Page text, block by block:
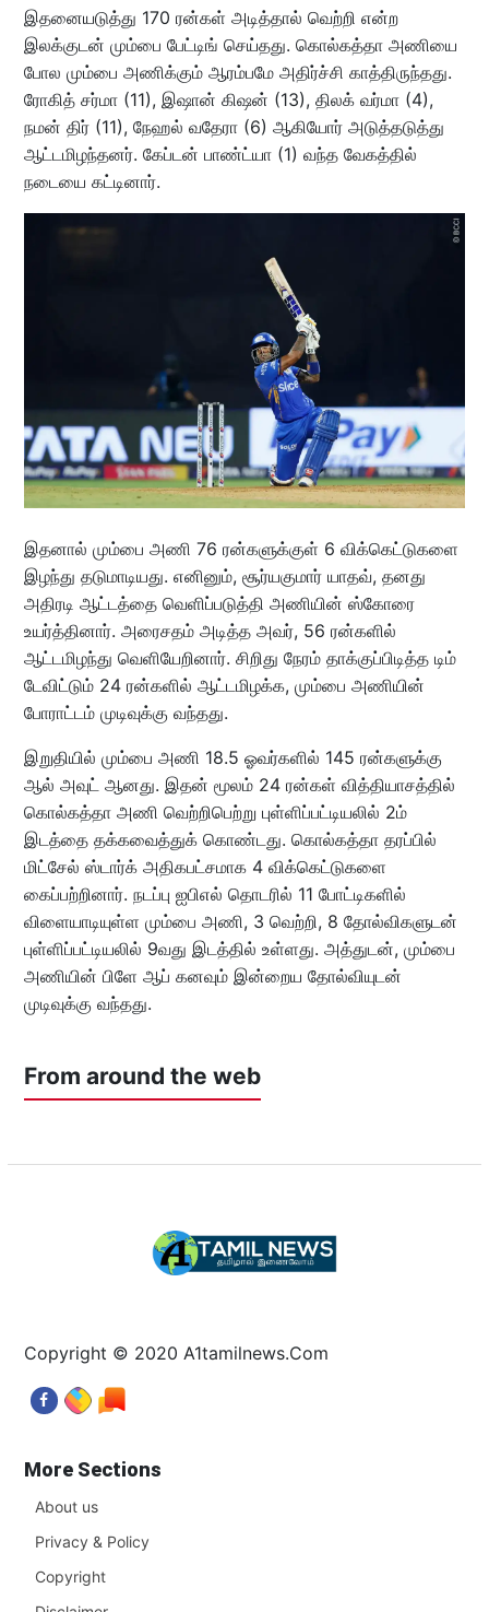
இதனையடுத்து 170 ரன்கள் அடித்தால் வெற்றி என்ற
இலக்குடன் மும்பை பேட்டிங் செய்தது. கொல்கத்தா அணியை
போல மும்பை அணிக்கும் ஆரம்பமே அதிர்ச்சி காத்திருந்தது.
ரோகித் சர்மா (11), இஷான் கிஷன் (13), திலக் வர்மா (4),
நமன் திர் (11), நேஹல் வதேரா (6) ஆகியோர் அடுத்தடுத்து
ஆட்டமிழந்தனர். கேப்டன் பாண்ட்யா (1) வந்த வேகத்தில்
நடையை கட்டினார்.
இதனால் மும்பை அணி 76 ரன்களுக்குள் 6 விக்கெட்டுகளை
இழந்து தடுமாடியது. எனினும், சூர்யகுமார் யாதவ், தனது
அதிரடி ஆட்டத்தை வெளிப்படுத்தி அணியின் ஸ்கோரை
உயர்த்தினார். அரைசதம் அடித்த அவர், 56 ரன்களில்
ஆட்டமிழந்து வெளியேறினார். சிறிது நேரம் தாக்குப்பிடித்த டிம்
டேவிட்டும் 24 ரன்களில் ஆட்டமிழக்க, மும்பை அணியின்
போராட்டம் முடிவுக்கு வந்தது.
இறுதியில் மும்பை அணி 18.5 ஓவர்களில் 145 ரன்களுக்கு
ஆல் அவுட் ஆனது. இதன் மூலம் 24 ரன்கள் வித்தியாசத்தில்
கொல்கத்தா அணி வெற்றிபெற்று புள்ளிப்பட்டியலில் 2ம்
இடத்தை தக்கவைத்துக் கொண்டது. கொல்கத்தா தரப்பில்
மிட்சேல் ஸ்டார்க் அதிகபட்சமாக 4 விக்கெட்டுகளை
கைப்பற்றினார். நடப்பு ஐபிஎல் தொடரில் 11 போட்டிகளில்
விளையாடியுள்ள மும்பை அணி, 3 வெற்றி, 8 தோல்விகளுடன்
புள்ளிப்பட்டியலில் 9வது இடத்தில் உள்ளது. அத்துடன், மும்பை
அணியின் பிளே ஆப் கனவும் இன்றைய தோல்வியுடன்
முடிவுக்கு வந்தது.
From around the web
Copyright © 2020 A1tamilnews.Com
More Sections
About us
Privacy & Policy
Copyright